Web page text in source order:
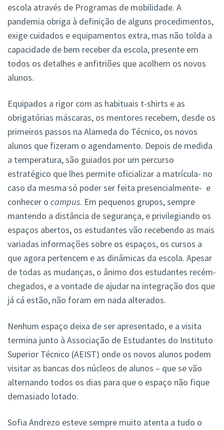
escola através de Programas de mobilidade. A
pandemia obriga à definição de alguns procedimentos,
exige cuidados e equipamentos extra, mas não tolda a
capacidade de bem receber da escola, presente em
todos os detalhes e anfitriões que acolhem os novos
alunos.
Equipados a rigor com as habituais t-shirts e as
obrigatórias máscaras, os mentores recebem, desde os
primeiros passos na Alameda do Técnico, os novos
alunos que fizeram o agendamento. Depois de medida
a temperatura, são guiados por um percurso
estratégico que lhes permite oficializar a matrícula- no
caso da mesma só poder ser feita presencialmente- e
conhecer o campus. Em pequenos grupos, sempre
mantendo a distância de segurança, e privilegiando os
espaços abertos, os estudantes vão recebendo as mais
variadas informações sobre os espaços, os cursos a
que agora pertencem e as dinâmicas da escola. Apesar
de todas as mudanças, o ânimo dos estudantes recém-
chegados, e a vontade de ajudar na integração dos que
já cá estão, não foram em nada alterados.
Nenhum espaço deixa de ser apresentado, e a visita
termina junto à Associação de Estudantes do Instituto
Superior Técnico (AEIST) onde os novos alunos podem
visitar as bancas dos núcleos de alunos – que se vão
alternando todos os dias para que o espaço não fique
demasiado lotado.
Sofia Andrezo esteve sempre muito atenta a tudo o